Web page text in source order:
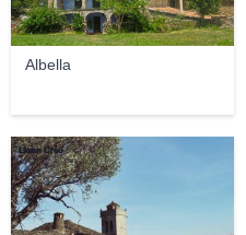
Albella
Llann Créü